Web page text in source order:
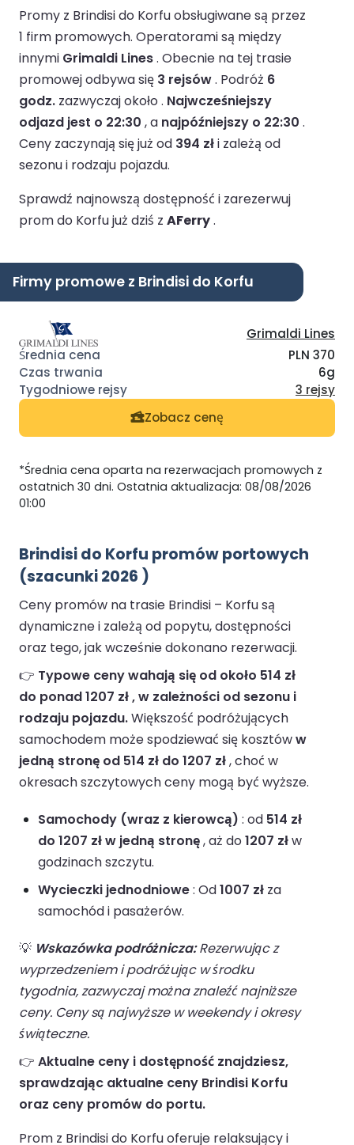
Promy z Brindisi do Korfu obsługiwane są przez
1 firm promowych. Operatorami są między
innymi Grimaldi Lines. Obecnie na tej trasie
promowej odbywa się 3 rejsów. Podróż 6
godz. zazwyczaj około . Najwcześniejszy
odjazd jest o 22:30 , a najpóźniejszy o 22:30 .
Ceny zaczynają się już od 394 złi zależą od
sezonu i rodzaju pojazdu.
Sprawdź najnowszą dostępność i zarezerwuj
prom do Korfu już dziś z AFerry.
Firmy promowe z Brindisi do Korfu
Grimaldi Lines
PLN 370
6g
3 rejsy
Zobacz cenę
*Średnia cena oparta na rezerwacjach promowych z
ostatnich 30 dni. Ostatnia aktualizacja: 08/08/2026
01:00
Brindisi do Korfu promów portowych
(szacunki 2026 )
Ceny promów na trasie Brindisi – Korfu są
dynamiczne i zależą od popytu, dostępności
oraz tego, jak wcześnie dokonano rezerwacji.
👉 Typowe ceny wahają się od około 514 zł
do ponad 1207 zł , w zależności od sezonu i
rodzaju pojazdu.Większość podróżujących
samochodem może spodziewać się kosztóww
jedną stronę od 514 zł do 1207 zł, choć w
okresach szczytowych ceny mogą być wyższe.
Samochody (wraz z kierowcą) : od 514 zł
do 1207 zł w jedną stronę, aż do 1207 złw
godzinach szczytu.
Wycieczki jednodniowe: Od1007 zł za
samochód i pasażerów.
💡 Wskazówka podróżnicza:Rezerwując z
wyprzedzeniem i podróżując w środku
tygodnia, zazwyczaj można znaleźć najniższe
ceny. Ceny są najwyższe w weekendy i okresy
świąteczne.
👉 Aktualne ceny i dostępność znajdziesz,
sprawdzając aktualne ceny Brindisi Korfu
oraz ceny promów do portu.
Prom z Brindisi do Korfu oferuje relaksujący i